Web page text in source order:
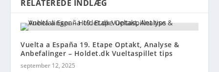
RELATEREDE INDLÆG
Vuelta a España 19. Etape Optakt, Analyse &
Anbefalinger – Holdet.dk Vueltaspillet tips
september 12, 2025